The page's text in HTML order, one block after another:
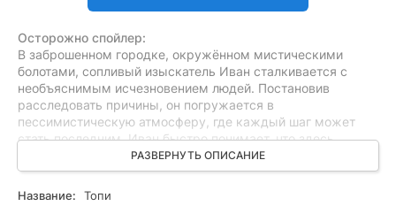
Осторожно спойлер:
В заброшенном городке, окружённом мистическими
болотами, сопливый изыскатель Иван сталкивается с
необъяснимым исчезновением людей. Постановив
расследовать причины, он погружается в
пессимистическую атмосферу, где каждый шаг может
стать последним. Иван быстро понимает, что здесь
скрываются не только легенды, но и древние силы,
которые не оставят его в покое. Впрочем, незадолго до
этого богатырь обнаруживает, что исчезновения вызваны
РАЗВЕРНУТЬ ОПИСАНИЕ
Название:
Топи